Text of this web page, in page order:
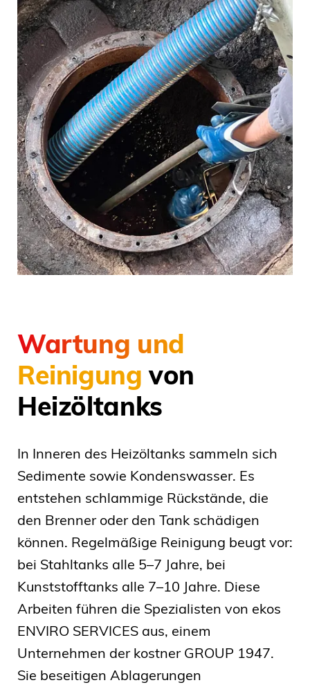
Wartung und
Reinigungvon
Heizöltanks
In Inneren des Heizöltanks sammeln sich
Sedimente sowie Kondenswasser. Es
entstehen schlammige Rückstände, die
den Brenner oder den Tank schädigen
können. Regelmäßige Reinigung beugt vor:
bei Stahltanks alle 5–7 Jahre, bei
Kunststofftanks alle 7–10 Jahre. Diese
Arbeiten führen die Spezialisten von ekos
ENVIRO SERVICES aus, einem
Unternehmen der kostner GROUP 1947.
Sie beseitigen Ablagerungen